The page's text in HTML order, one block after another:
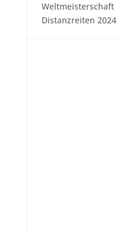
Weltmeisterschaft
Distanzreiten 2024